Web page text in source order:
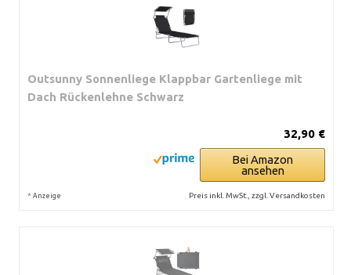
Outsunny Sonnenliege Klappbar Gartenliege mit
Dach Rückenlehne Schwarz
32,90 €
Bei Amazon
ansehen
* Anzeige Preis inkl. MwSt., zzgl. Versandkosten